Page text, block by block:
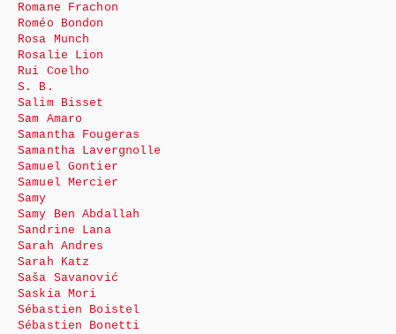
Romane Frachon
Roméo Bondon
Rosa Munch
Rosalie Lion
Rui Coelho
S. B.
Salim Bisset
Sam Amaro
Samantha Fougeras
Samantha Lavergnolle
Samuel Gontier
Samuel Mercier
Samy
Samy Ben Abdallah
Sandrine Lana
Sarah Andres
Sarah Katz
Saša Savanović
Saskia Mori
Sébastien Boistel
Sébastien Bonetti